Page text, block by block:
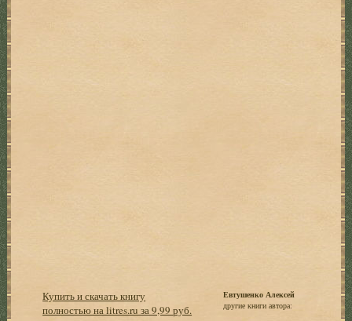
Купить и скачать книгу
полностью на litres.ru за 9,99 руб.
Евтушенко Алексей
другие книги автора: